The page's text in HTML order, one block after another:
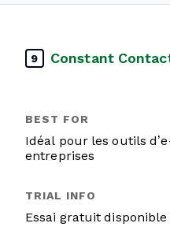
9 Constant
Idéal pour les outils
entreprises
Essai gratuit disponible